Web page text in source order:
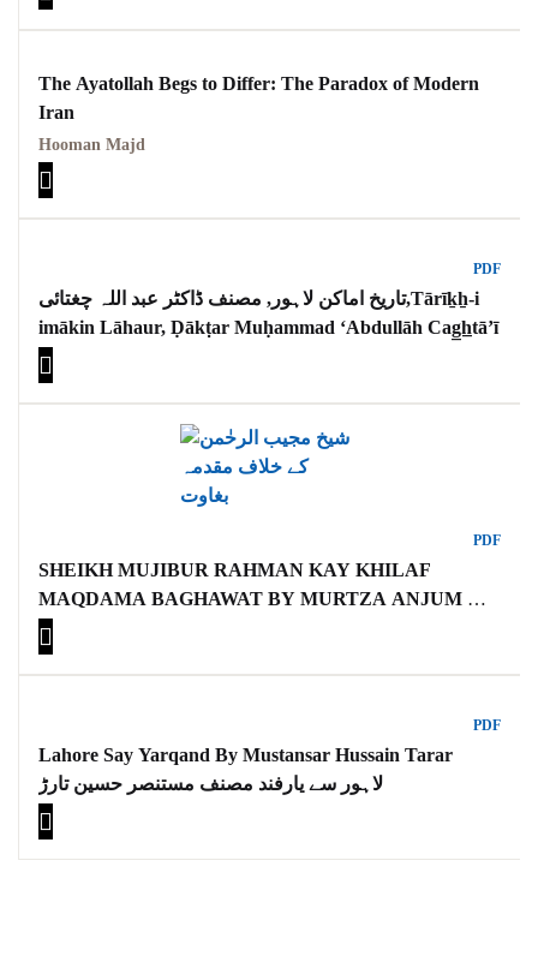
The Ayatollah Begs to Differ: The Paradox of Modern
Iran
Hooman Majd
PDF
تاریخ اماکن لاہور, مصنف ڈاکٹر عبد اللہ چغتائی,Tārīḵẖ-i
imākin Lāhaur, Ḍākṭar Muḥammad ʻAbdullāh Cag̲h̲tāʼī
PDF
SHEIKH MUJIBUR RAHMAN KAY KHILAF
MAQDAMA BAGHAWAT BY MURTZA ANJUM
شیخ مجیب الرحٰمن کے خلاف مقدمہ بغاوت
PDF
Lahore Say Yarqand By Mustansar Hussain Tarar
لاہور سے یارفند مصنف مستنصر حسین تارڑ